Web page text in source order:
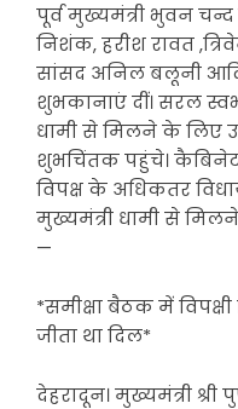
पूर्व मुख्यमंत्री भुवन
निशंक, हरीश रावत
सांसद अनिल बलूनी
शुभकानाएं दीं। सरल
धामी से मिलने के लिए
शुभचिंतक पहुंचे। कैबिनेट
विपक्ष के अधिकतर
मुख्यमंत्री धामी से
—
*समीक्षा बैठक में
जीता था दिल*
देहरादून। मुख्यमंत्री